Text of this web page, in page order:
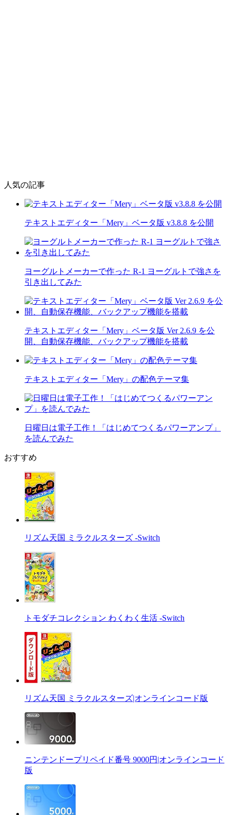
人気の記事
テキストエディター「Mery」ベータ版 v3.8.8 を公開
ヨーグルトメーカーで作った R-1 ヨーグルトで強さを
引き出してみた
テキストエディター「Mery」ベータ版 Ver 2.6.9 を公
開、自動保存機能、バックアップ機能を搭載
テキストエディター「Mery」の配色テーマ集
日曜日は電子工作！「はじめてつくるパワーアンプ」
を読んでみた
おすすめ
リズム天国 ミラクルスターズ -Switch
トモダチコレクション わくわく生活 -Switch
リズム天国 ミラクルスターズ|オンラインコード版
ニンテンドープリペイド番号 9000円|オンラインコード
版